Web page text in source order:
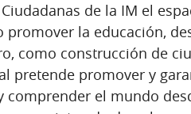
Ciudadanas de la IM el
la educación,
como construcción de
pretende promover y
comprender el mundo